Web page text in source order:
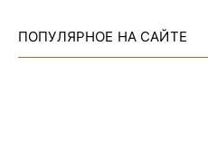
ПОПУЛЯРНОЕ НА САЙТЕ